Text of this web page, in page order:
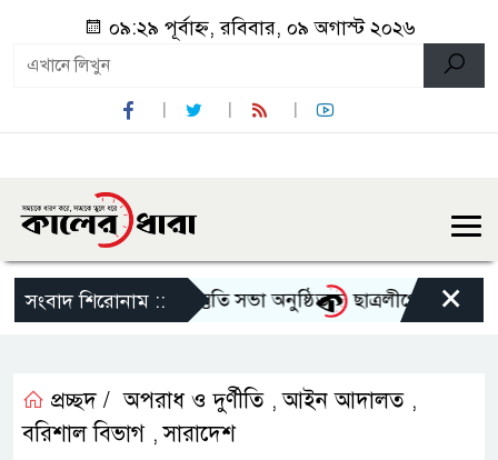
০৯:২৯ পূর্বাহ্ন, রবিবার, ০৯ অগাস্ট ২০২৬
সংবাদ শিরোনাম ::
২০২৬ এর আগাম প্রস্তুতি সভা অনুষ্ঠিত ছাত্রলীগের দোসর×
প্রচ্ছদ / অপরাধ ও দুর্ণীতি ,আইন আদালত ,
বরিশাল বিভাগ ,সারাদেশ